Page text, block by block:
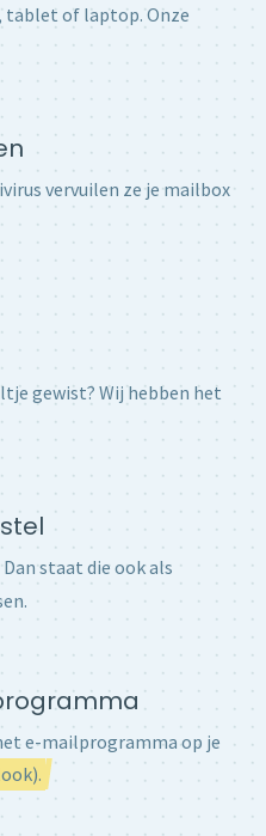
tablet of laptop. Onze
vervuilen ze je mailbox
gewist? Wij hebben het
staat die ook als
e-mailprogramma op je